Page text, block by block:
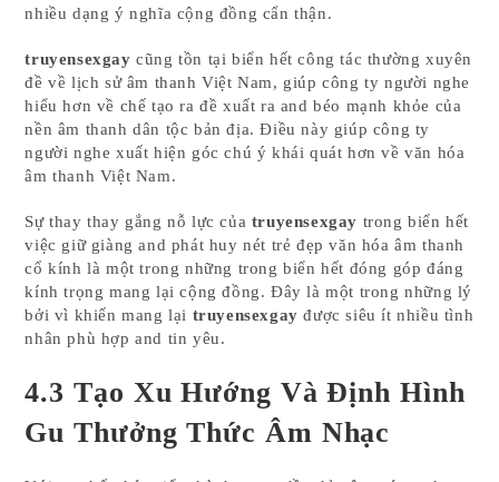
nhiều dạng ý nghĩa cộng đồng cẩn thận.
truyensexgay cũng tồn tại biển hết công tác thường xuyên
đề về lịch sử âm thanh Việt Nam, giúp công ty người nghe
hiểu hơn về chế tạo ra đề xuất ra and béo mạnh khỏe của
nền âm thanh dân tộc bản địa. Điều này giúp công ty
người nghe xuất hiện góc chú ý khái quát hơn về văn hóa
âm thanh Việt Nam.
Sự thay thay gắng nỗ lực của truyensexgay trong biển hết
việc giữ giàng and phát huy nét trẻ đẹp văn hóa âm thanh
cổ kính là một trong những trong biển hết đóng góp đáng
kính trọng mang lại cộng đồng. Đây là một trong những lý
bởi vì khiến mang lại truyensexgay được siêu ít nhiều tình
nhân phù hợp and tin yêu.
4.3 Tạo Xu Hướng Và Định Hình
Gu Thưởng Thức Âm Nhạc